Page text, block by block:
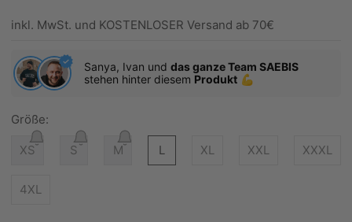
inkl. MwSt. und KOSTENLOSER Versand ab 70€
Sanya, Ivan und das ganze Team SAEBIS
stehen hinter diesem Produkt 💪
Größe:
XS S M L XL XXL XXXL
4XL